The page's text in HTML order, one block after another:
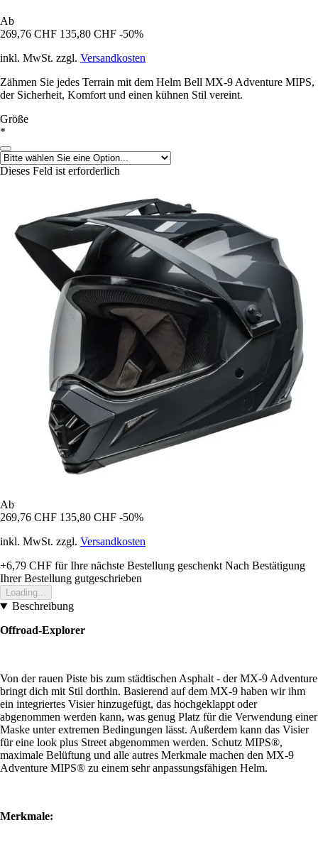
Ab
269,76 CHF 135,80 CHF -50%
inkl. MwSt. zzgl. Versandkosten
Zähmen Sie jedes Terrain mit dem Helm Bell MX-9 Adventure MIPS,
der Sicherheit, Komfort und einen kühnen Stil vereint.
Größe
*
Dieses Feld ist erforderlich
Ab
269,76 CHF 135,80 CHF -50%
inkl. MwSt. zzgl. Versandkosten
+6,79 CHF für Ihre nächste Bestellung geschenkt Nach Bestätigung
Ihrer Bestellung gutgeschrieben
Loading...
Beschreibung
Offroad-Explorer
Von der rauen Piste bis zum städtischen Asphalt - der MX-9 Adventure
bringt dich mit Stil dorthin. Basierend auf dem MX-9 haben wir ihm
ein integriertes Visier hinzugefügt, das hochgeklappt oder
abgenommen werden kann, was genug Platz für die Verwendung einer
Maske unter extremen Bedingungen lässt. Außerdem kann das Visier
für eine look plus Street abgenommen werden. Schutz MIPS®️,
maximale Belüftung und alle autres Merkmale machen den MX-9
Adventure MIPS®️ zu einem sehr anpassungsfähigen Helm.
Merkmale: